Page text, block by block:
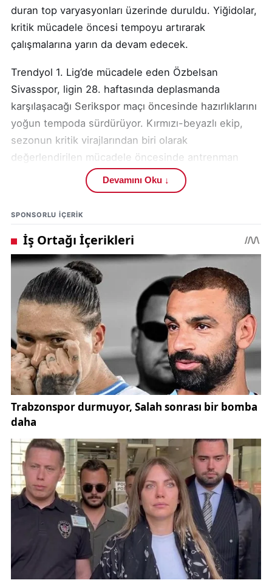
duran top varyasyonları üzerinde duruldu. Yiğidolar,
kritik mücadele öncesi tempoyu artırarak
çalışmalarına yarın da devam edecek.
Trendyol 1. Lig’de mücadele eden Özbelsan
Sivasspor, ligin 28. haftasında deplasmanda
karşılaşacağı Serikspor maçı öncesinde hazırlıklarını
yoğun tempoda sürdürüyor. Kırmızı-beyazlı ekip,
sezonun kritik virajlarından biri olarak
değerlendirilen mücadele öncesinde antrenman
programını teknik ve taktik ağırlıklı çalışmalarla
Kulüp tesislerinde gerçekleştirilen idman, takımın
fiziksel ve mental olarak karşılaşmaya hazır hale
gelmesini amaçlayan kapsamlı bir çalışma programı
çerçevesinde yapıldı. Teknik Direktörİsmet
Taşdemir yönetimindeki antrenmanda futbolcuların
istekli ve disiplinli görüntüsü dikkat çekti.
Trendyol 1. Lig kapsamında oynanacak 28. hafta
mücadelesi, hem puan tablosu hem de sezon
hedefleri açısından büyük önem taşıyor. Bu bilinçle
sahaya çıkan Yiğidolar, antrenmana ısınma
hareketleriyle başladı. Kondisyon ve koordinasyon
odaklı ısınma bölümünün ardından pas
Teknik heyet, özellikle topa sahip olma süresini
artırmaya yönelik dar alanda pas çalışmaları yaptırdı.
Oyuncuların hızlı karar verme, baskı altında doğru
pas tercihi ve oyun içi iletişim becerilerini
geliştirmeye yönelik uygulamalar üzerinde duruldu.
Antrenmanın ilerleyen bölümünde ise top koruma ve
alan daraltma çalışmaları gerçekleştirildi.
Devamını Oku ↓
SPONSORLU IÇERIK